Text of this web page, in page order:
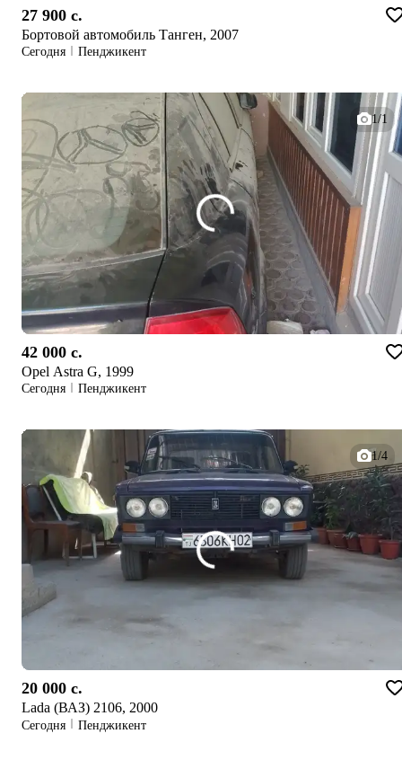
27 900 c.
Бортовой автомобиль Танген, 2007
Сегодня Пенджикент
1/1
42 000 c.
Opel Astra G, 1999
Сегодня Пенджикент
1/4
20 000 c.
Lada (ВАЗ) 2106, 2000
Сегодня Пенджикент